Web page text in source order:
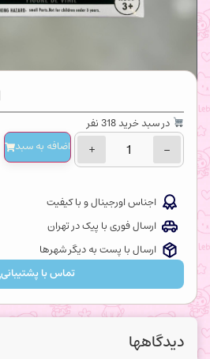
در سبد خرید 318 نفر
−
+ اضافه‌ به سبد
اجناس اورجینال و با کیفیت
ارسال فوری با پیک در تهران
ارسال با پست به دیگر شهرها
تماس با پشتیبانی
دیدگاهها